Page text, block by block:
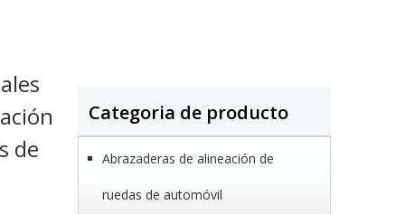
de
Categoria de producto
Abrazaderas de alineación de
ruedas de automóvil